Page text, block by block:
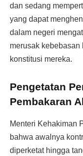
dan sedang
yang dapat
dalam negeri
merusak
konstitusi mereka.
Pengetatan
Pembakaran
Menteri Kehakiman
bahwa awalnya
diperketat hingga